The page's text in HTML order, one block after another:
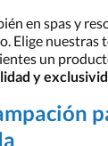
en spas y
Elige nuestras
un
y